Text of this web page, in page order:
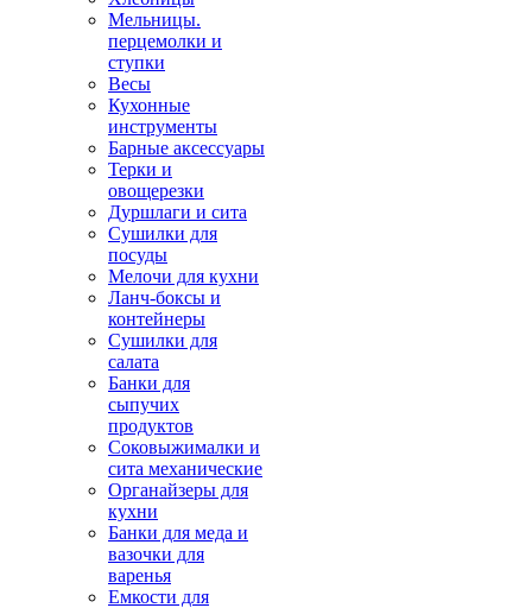
Мельницы.
перцемолки и
ступки
Весы
Кухонные
инструменты
Барные аксессуары
Терки и
овощерезки
Дуршлаги и сита
Сушилки для
посуды
Мелочи для кухни
Ланч-боксы и
контейнеры
Сушилки для
салата
Банки для
сыпучих
продуктов
Соковыжималки и
сита механические
Органайзеры для
кухни
Банки для меда и
вазочки для
варенья
Емкости для